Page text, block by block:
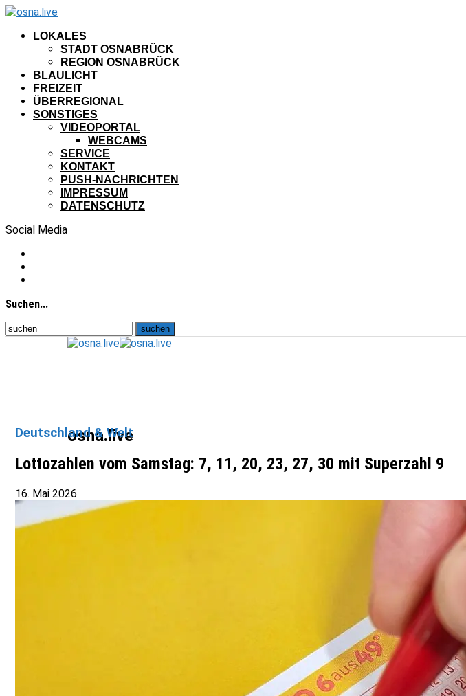
LOKALES
STADT OSNABRÜCK
REGION OSNABRÜCK
BLAULICHT
FREIZEIT
ÜBERREGIONAL
SONSTIGES
VIDEOPORTAL
WEBCAMS
SERVICE
KONTAKT
PUSH-NACHRICHTEN
IMPRESSUM
DATENSCHUTZ
Social Media
Suchen...
osna.live
Deutschland & Welt
Lottozahlen vom Samstag: 7, 11, 20, 23, 27, 30 mit Superzahl 9
16. Mai 2026